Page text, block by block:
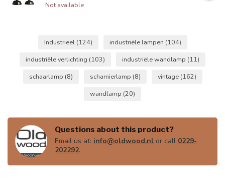
Not available
Industriëel (124) industriële lampen (104)
industriële verlichting (103) industriële wandlamp (11)
schaarlamp (8) scharnierlamp (8) vintage (162)
wandlamp (20)
Questions about this product?
Email us at: info@oldwood.nl or call 0229-
202292.